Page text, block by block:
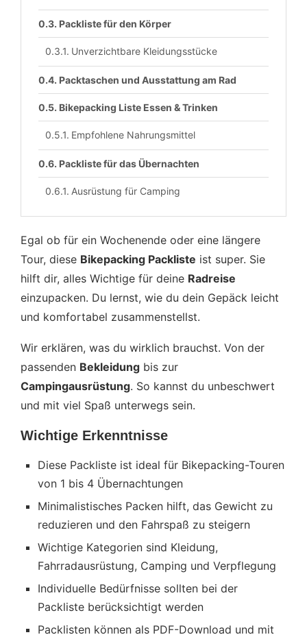
Packliste für den Körper
Unverzichtbare Kleidungsstücke
Packtaschen und Ausstattung am Rad
Bikepacking Liste Essen & Trinken
Empfohlene Nahrungsmittel
Packliste für das Übernachten
Ausrüstung für Camping
Egal ob für ein Wochenende oder eine längere
Tour, diese Bikepacking Packliste ist super. Sie
hilft dir, alles Wichtige für deine Radreise
einzupacken. Du lernst, wie du dein Gepäck leicht
und komfortabel zusammenstellst.
Wir erklären, was du wirklich brauchst. Von der
passenden Bekleidung bis zur
Campingausrüstung. So kannst du unbeschwert
und mit viel Spaß unterwegs sein.
Wichtige Erkenntnisse
Diese Packliste ist ideal für Bikepacking-Touren
von 1 bis 4 Übernachtungen
Minimalistisches Packen hilft, das Gewicht zu
reduzieren und den Fahrspaß zu steigern
Wichtige Kategorien sind Kleidung,
Fahrradausrüstung, Camping und Verpflegung
Individuelle Bedürfnisse sollten bei der
Packliste berücksichtigt werden
Packlisten können als PDF-Download und mit